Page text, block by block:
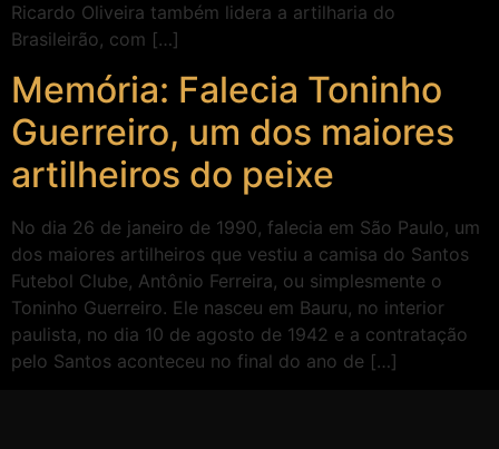
Ricardo Oliveira também lidera a artilharia do
Brasileirão, com […]
Memória: Falecia Toninho
Guerreiro, um dos maiores
artilheiros do peixe
No dia 26 de janeiro de 1990, falecia em São Paulo, um
dos maiores artilheiros que vestiu a camisa do Santos
Futebol Clube, Antônio Ferreira, ou simplesmente o
Toninho Guerreiro. Ele nasceu em Bauru, no interior
paulista, no dia 10 de agosto de 1942 e a contratação
pelo Santos aconteceu no final do ano de […]